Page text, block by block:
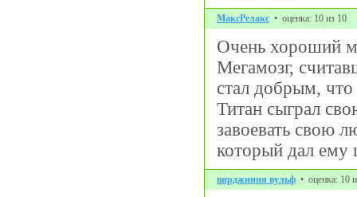
МаксРелакс • оценка: 10 из 10
Очень хороший
Мегамозг,
стал добрым,
Титан сыграл
завоевать свою
который дал ему
вирджиния вульф • оценка: 10